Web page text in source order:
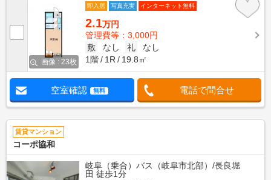
画像 : 23枚
即入居 写真充実 インターネット無料
2.1万円
管理費等：3,000円
敷
なし 礼
なし
1階
1R 19.8㎡
空室確認 無料 電話で問合せ
賃貸マンション
コーポ協和
岐阜（乗合）バス（岐阜市北部）/長良堀
田 徒歩1分